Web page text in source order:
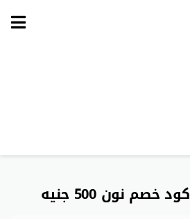
Skip
كود خصم نون 500 جنيه